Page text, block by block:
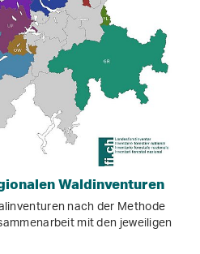
Waldinventuren
nach der Methode
mit den jeweiligen